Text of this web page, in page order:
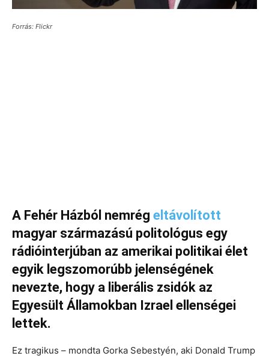
Forrás: Flickr
A Fehér Házból nemrég eltávolított
magyar származású politológus egy
rádióinterjúban az amerikai politikai élet
egyik legszomorúbb jelenségének
nevezte, hogy a liberális zsidók az
Egyesült Államokban Izrael ellenségei
lettek.
Ez tragikus – mondta Gorka Sebestyén, aki Donald Trump